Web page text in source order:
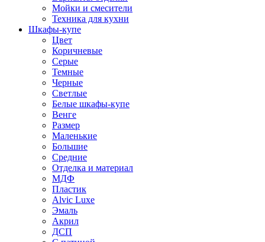
Мойки и смесители
Техника для кухни
Шкафы-купе
Цвет
Коричневые
Серые
Темные
Черные
Светлые
Белые шкафы-купе
Венге
Размер
Маленькие
Большие
Средние
Отделка и материал
МДФ
Пластик
Alvic Luxe
Эмаль
Акрил
ДСП